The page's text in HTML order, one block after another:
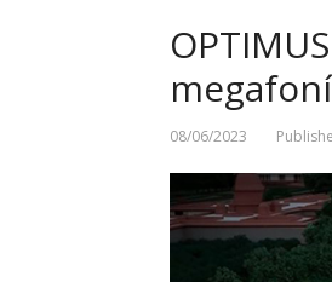
08/06/2023